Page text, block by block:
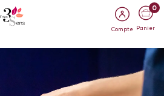
Compte
0
Panier